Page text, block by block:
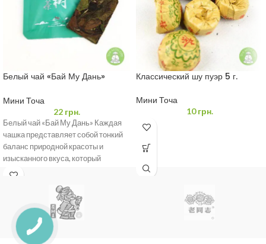
Белый чай «Бай Му Дань»
Мини Точа
22грн.
Белый чай «Бай Му Дань» Каждая
чашка представляет собой тонкий
баланс природной красоты и
изысканного вкуса, который
перенесет вас в
Классический шу пуэр 5 г.
Мини Точа
10грн.